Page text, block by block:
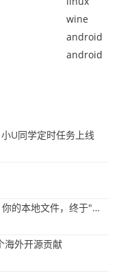
wine
android
android
U同学定时任务上线
重磅更新！小U同学「全局知识库」上线：你的本地文件，终于"活"起来了
海外开源贡献